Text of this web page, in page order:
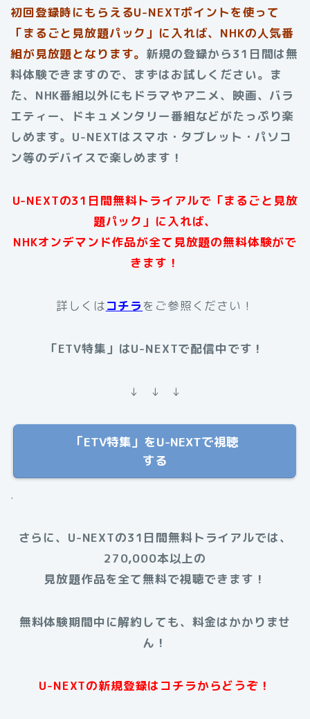
初回登録時にもらえるU-NEXTポイントを使って
「まるごと見放題パック」に入れば、NHKの人気番
組が見放題となります。 新規の登録から31日間は無
料体験できますので、まずはお試しください。ま
た、NHK番組以外にもドラマやアニメ、映画、バラ
エティー、ドキュメンタリー番組などがたっぷり楽
しめます。 U-NEXTはスマホ・タブレット・パソコ
ン等のデバイスで楽しめます！
U-NEXTの31日間無料トライアルで「まるごと見放
題パック」に入れば、
NHKオンデマンド作品が全て見放題の無料体験がで
きます！
詳しくはコチラをご参照ください！
「ETV特集」はU-NEXTで配信中です！
↓ ↓ ↓
「ETV特集」をU-NEXTで視聴
する
.
さらに、U-NEXTの31日間無料トライアルでは、
270,000本以上の
見放題作品を全て無料で視聴できます！
無料体験期間中に解約しても、料金はかかりませ
ん！
U-NEXTの新規登録はコチラからどうぞ！